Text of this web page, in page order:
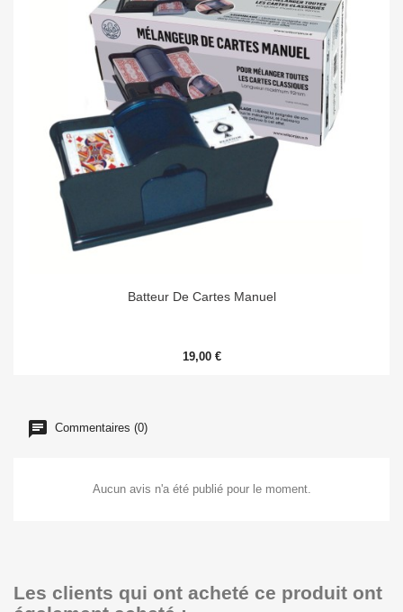
Batteur De Cartes Manuel
19,00 €
Commentaires (0)
Aucun avis n'a été publié pour le moment.
Les clients qui ont acheté ce produit ont